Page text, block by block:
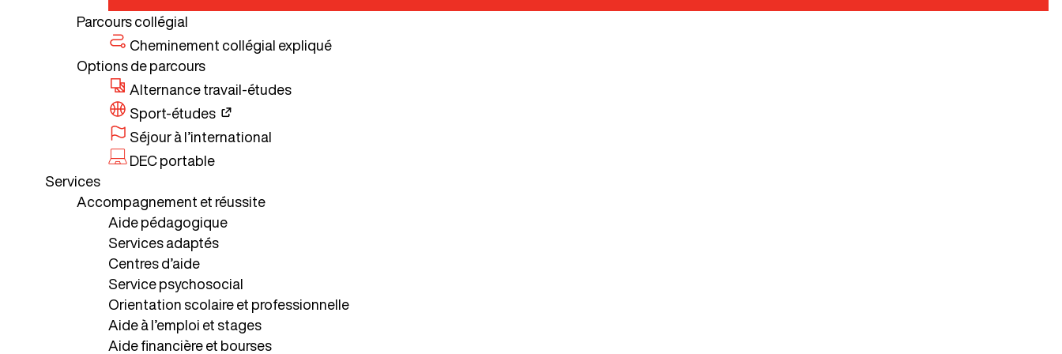
Parcours collégial
Cheminement collégial expliqué
Options de parcours
Alternance travail-études
Sport-études
Séjour à l’international
DEC portable
Services
Accompagnement et réussite
Aide pédagogique
Services adaptés
Centres d’aide
Service psychosocial
Orientation scolaire et professionnelle
Aide à l’emploi et stages
Aide financière et bourses